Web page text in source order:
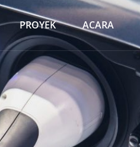
PROYEK ACARA